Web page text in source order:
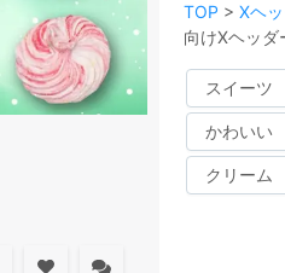
TOP > Xヘ
向けXヘッダ
スイーツ
かわいい
クリーム